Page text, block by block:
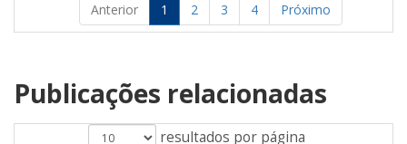
Anterior
1 2 3 4 Próximo
Publicações relacionadas
resultados por página